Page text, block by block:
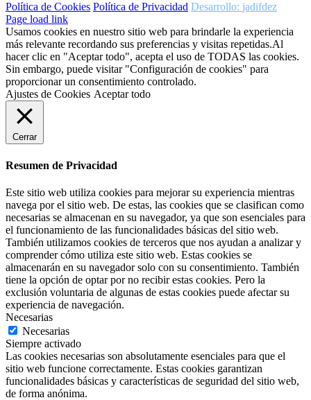
Política de Cookies Política de Privacidad Desarrollo: jadifdez
Page load link
Usamos cookies en nuestro sitio web para brindarle la experiencia
más relevante recordando sus preferencias y visitas repetidas.Al
hacer clic en "Aceptar todo", acepta el uso de TODAS las cookies.
Sin embargo, puede visitar "Configuración de cookies" para
proporcionar un consentimiento controlado.
Ajustes de Cookies Aceptar todo
Cerrar
Resumen de Privacidad
Este sitio web utiliza cookies para mejorar su experiencia mientras
navega por el sitio web. De estas, las cookies que se clasifican como
necesarias se almacenan en su navegador, ya que son esenciales para
el funcionamiento de las funcionalidades básicas del sitio web.
También utilizamos cookies de terceros que nos ayudan a analizar y
comprender cómo utiliza este sitio web. Estas cookies se
almacenarán en su navegador solo con su consentimiento. También
tiene la opción de optar por no recibir estas cookies. Pero la
exclusión voluntaria de algunas de estas cookies puede afectar su
experiencia de navegación.
Necesarias
Necesarias
Siempre activado
Las cookies necesarias son absolutamente esenciales para que el
sitio web funcione correctamente. Estas cookies garantizan
funcionalidades básicas y características de seguridad del sitio web,
de forma anónima.